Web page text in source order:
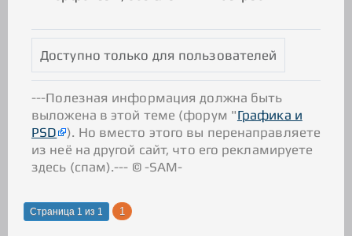
Доступно только для пользователей
---Полезная информация должна быть
выложена в этой теме (форум "Графика и
PSD
). Но вместо этого вы перенаправляете
из неё на другой сайт, что его рекламируете
здесь (спам).--- © -SAM-
Страница 1 из 1 1